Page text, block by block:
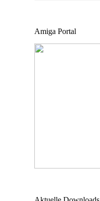
Amiga Portal